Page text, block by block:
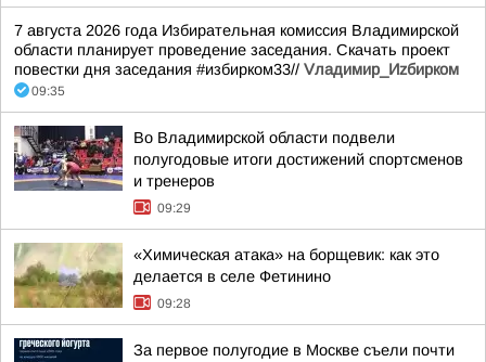
7 августа 2026 года Избирательная комиссия Владимирской
области планирует проведение заседания. Скачать проект
повестки дня заседания #избирком33// Vладимир_Иzбирком
09:35
Во Владимирской области подвели
полугодовые итоги достижений спортсменов
и тренеров
09:29
«Химическая атака» на борщевик: как это
делается в селе Фетинино
09:28
За первое полугодие в Москве съели почти